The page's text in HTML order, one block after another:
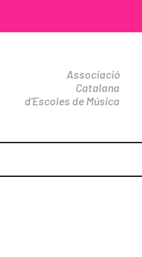
Associació
Catalana
d'Escoles de Música